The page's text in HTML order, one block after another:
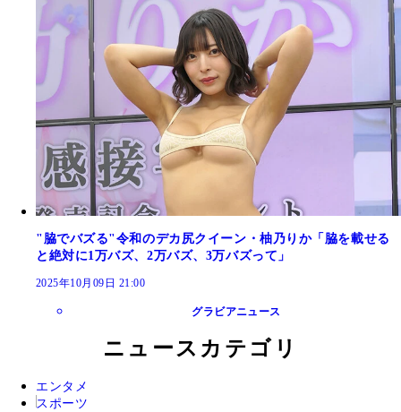
"脇でバズる"令和のデカ尻クイーン・柚乃りか「脇を載せる
と絶対に1万バズ、2万バズ、3万バズって」
2025年10月09日 21:00
グラビアニュース
ニュースカテゴリ
エンタメ
スポーツ